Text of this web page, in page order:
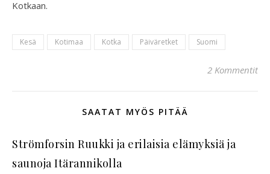
Kotkaan.
Kesä Kotimaa Kotka Päiväretket Suomi
2 Kommentit
SAATAT MYÖS PITÄÄ
Strömforsin Ruukki ja erilaisia elämyksiä ja
saunoja Itärannikolla